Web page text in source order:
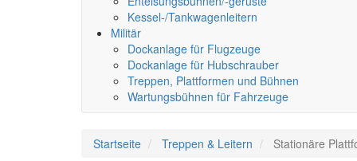
Kessel-/Tankwagenleitern
Militär
Dockanlage für Flugzeuge
Dockanlage für Hubschrauber
Treppen, Plattformen und Bühnen
Wartungsbühnen für Fahrzeuge
Startseite Treppen & Leitern Stationäre